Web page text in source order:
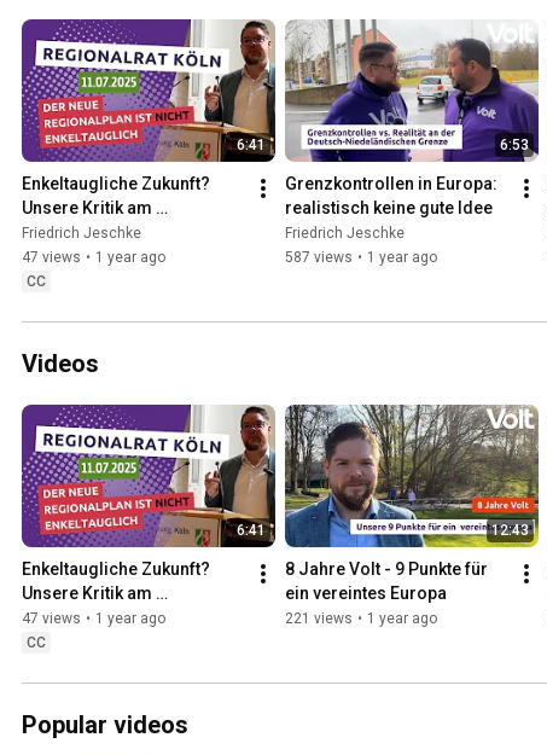
6:41
Enkeltaugliche Zukunft?
Unsere Kritik am
Regionalplan Köln – Rede
von Friedrich Jeschke
11.07.202
Friedrich Jeschke
47 views • 1 year ago
CC
6:53
Grenzkontrollen in Europa:
realistisch keine gute Idee
Friedrich Jeschke
587 views • 1 year ago
Videos
6:41
Enkeltaugliche Zukunft?
Unsere Kritik am
Regionalplan Köln – Rede
von Friedrich Jeschke
47 views • 1 year ago
CC
12:43
8 Jahre Volt - 9 Punkte für
ein vereintes Europa
221 views • 1 year ago
Popular videos